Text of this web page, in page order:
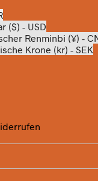
($) - USD
Renminbi (¥) -
Krone (kr) - SEK